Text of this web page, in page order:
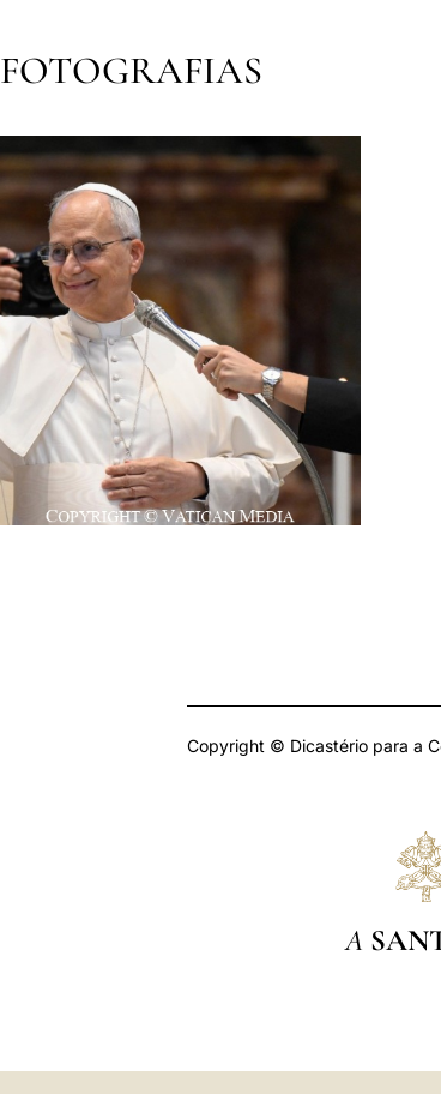
FOTOGRAFIAS
Copyright © Dicastério para a
A